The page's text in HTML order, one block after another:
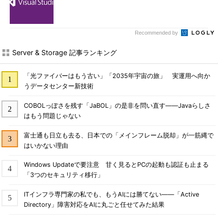
Recommended by
Server & Storage 記事ランキング
「光ファイバーはもう古い」「2035年宇宙の旅」 実運用へ向か
うデータセンター新技術
COBOLっぽさを残す「JaBOL」の是非を問い直す――Javaらしさ
はもう問題じゃない
富士通も日立も去る、日本での「メインフレーム脱却」が一筋縄で
はいかない理由
Windows Updateで要注意 甘く見るとPCの起動も認証も止まる
「3つのセキュリティ移行」
ITインフラ専門家の私でも、もうAIには勝てない――「Active
Directory」障害対応をAIに丸ごと任せてみた結果